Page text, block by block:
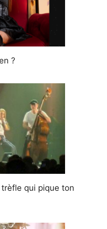
?
trèfle qui pique ton